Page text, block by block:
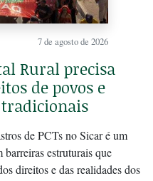
7 de agosto de 2026
Rural precisa
de povos e
de PCTs no Sicar é um
barreiras estruturais que
direitos e das realidades dos